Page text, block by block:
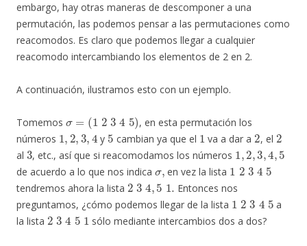
embargo, hay otras maneras de descomponer a una
permutación, las podemos pensar a las permutaciones como
reacomodos. Es claro que podemos llegar a cualquier
reacomodo intercambiando los elementos de 2 en 2.
A continuación, ilustramos esto con un ejemplo.
Tomemos
2 34 5
, en esta permutación los
números
1 ,2 3,4
y
5
cambian ya que el
1
va a dar a
2
, el
2
al
3
, etc., así que si reacomodamos los números
1 2 3, 4, 5
de acuerdo a lo que nos indica
σ,
en vez la lista
12345
tendremos ahora la lista
234,51.
Entonces nos
preguntamos, ¿cómo podemos llegar de la lista
1 2 34
a
la lista
23451
sólo mediante intercambios dos a dos?